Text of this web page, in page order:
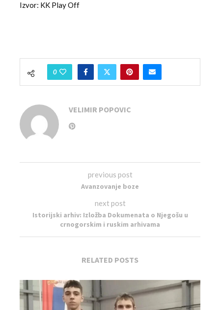
Izvor: KK Play Off
0
VELIMIR POPOVIC
previous post
Avanzovanje boze
next post
Istorijski arhiv: Izložba Dokumenata o Njegošu u
crnogorskim i ruskim arhivama
RELATED POSTS